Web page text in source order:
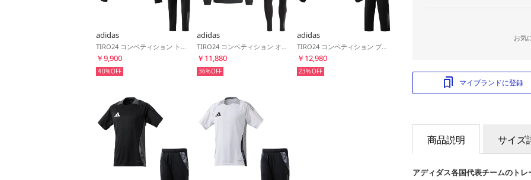
adidas
￥9,900
40%
adidas
￥11,880
36%
adidas
TIRO24 コンペティション プレゼンテーションジャケット&TIRO24 コンペティション プレゼンテーションパンツ(ブラック×ブラック)
￥12,980
23%
お気
マイブランドに登録
商品説明 サイズ
アディダス各国代表チームのト